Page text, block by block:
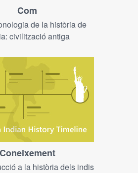
Com
de la història de
civilització antiga
Coneixement
a la història dels indis